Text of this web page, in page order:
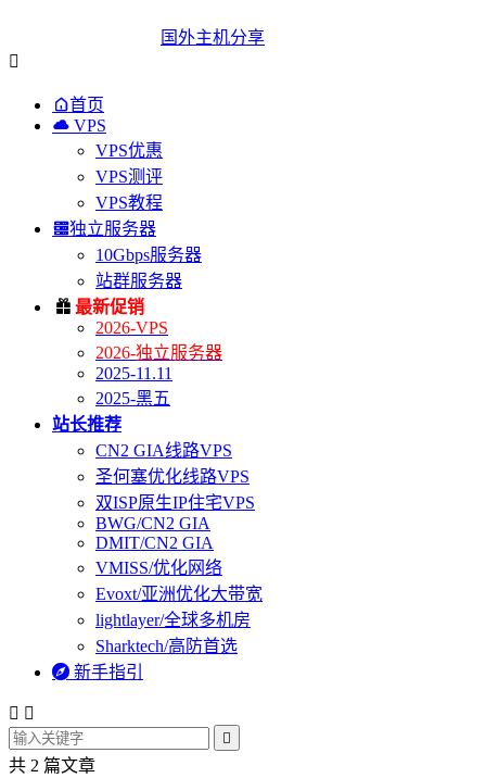
国外主机分享

首页
 VPS
VPS优惠
VPS测评
VPS教程
独立服务器
10Gbps服务器
站群服务器
 最新促销
2026-VPS
2026-独立服务器
2025-11.11
2025-黑五
站长推荐
CN2 GIA线路VPS
圣何塞优化线路VPS
双ISP原生IP住宅VPS
BWG/CN2 GIA
DMIT/CN2 GIA
VMISS/优化网络
Evoxt/亚洲优化大带宽
lightlayer/全球多机房
Sharktech/高防首选
 新手指引
 

共 2 篇文章